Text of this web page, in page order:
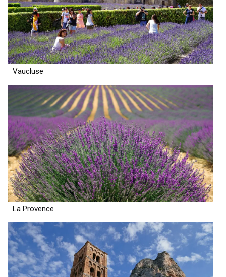
Vaucluse
La Provence